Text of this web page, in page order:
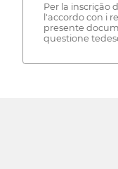
Per la inscrição
l'accordo con i
presente
questione